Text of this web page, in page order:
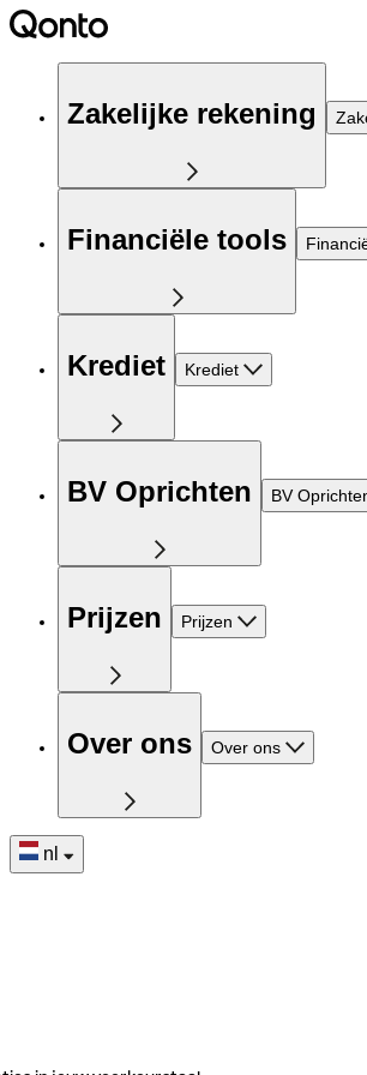
Zakelijke rekening
Financiële tools
Krediet Krediet
BV Oprichten BV
Prijzen Prijzen
Over ons Over ons
nl